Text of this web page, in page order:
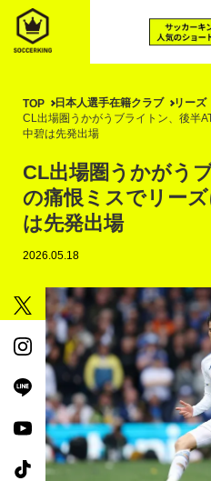
TOP 日本人選手在籍クラブ リーズ
CL出場圏うかがうブライトン、後半
中碧は先発出場
CL出場圏うかがう
の痛恨ミスでリー
は先発出場
2026.05.18